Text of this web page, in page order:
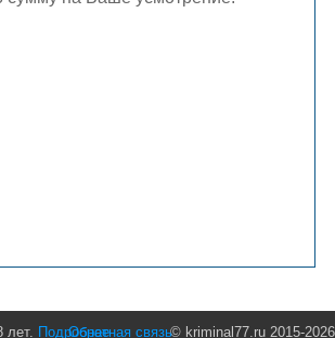
лет. Подробнее © kriminal77.ru 2015-2026
Обратная связь